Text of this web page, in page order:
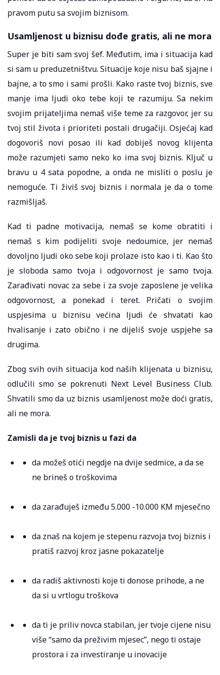
pravom putu sa svojim biznisom.
Usamljenost u biznisu dođe gratis, ali ne mora
Super je biti sam svoj šef. Međutim, ima i situacija kad
si sam u preduzetništvu. Situacije koje nisu baš sjajne i
bajne, a to smo i sami prošli. Kako raste tvoj biznis, sve
manje ima ljudi oko tebe koji te razumiju. Sa nekim
svojim prijateljima nemaš više teme za razgovor, jer su
tvoj stil života i prioriteti postali drugačiji. Osjećaj kad
dogovoriš novi posao ili kad dobiješ novog klijenta
može razumjeti samo neko ko ima svoj biznis. Ključ u
bravu u 4 sata popodne, a onda ne misliti o poslu je
nemoguće. Ti živiš svoj biznis i normala je da o tome
razmišljaš.
Kad ti padne motivacija, nemaš se kome obratiti i
nemaš s kim podijeliti svoje nedoumice, jer nemaš
dovoljno ljudi oko sebe koji prolaze isto kao i ti. Kao što
je sloboda samo tvoja i odgovornost je samo tvoja.
Zarađivati novac za sebe i za svoje zaposlene je velika
odgovornost, a ponekad i teret. Pričati o svojim
uspjesima u biznisu većina ljudi će shvatati kao
hvalisanje i zato obično i ne dijeliš svoje uspjehe sa
drugima.
Zbog svih ovih situacija kod naših klijenata u biznisu,
odlučili smo se pokrenuti Next Level Business Club.
Shvatili smo da uz biznis usamljenost može doći gratis,
ali ne mora.
Zamisli da je tvoj biznis u fazi da
da možeš otići negdje na dvije sedmice, a da se
ne brineš o troškovima
da zarađuješ između 5.000 -10.000 KM mjesečno
da znaš na kojem je stepenu razvoja tvoj biznis i
pratiš razvoj kroz jasne pokazatelje
da radiš aktivnosti koje ti donose prihode, a ne
da si u vrtlogu troškova
da ti je priliv novca stabilan, jer tvoje cijene nisu
više “samo da preživim mjesec”, nego ti ostaje
prostora i za investiranje u inovacije